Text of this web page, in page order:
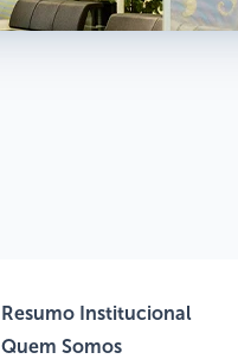
Resumo Institucional
Quem Somos